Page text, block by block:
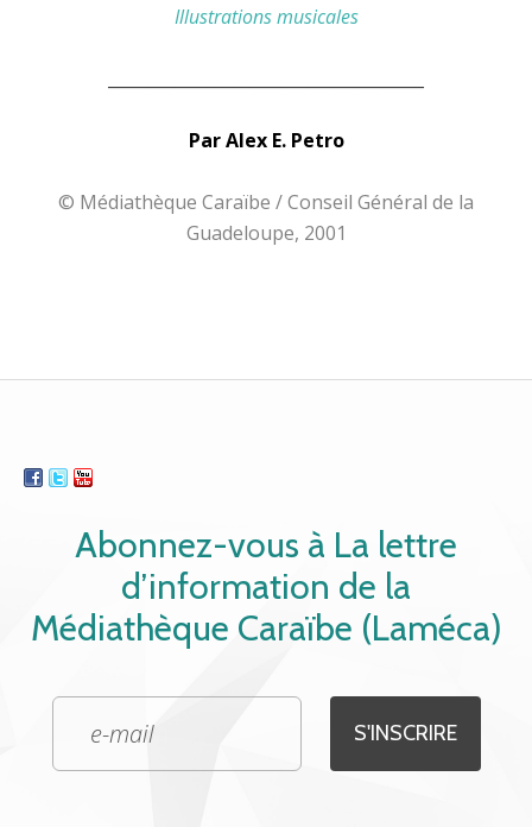
Illustrations musicales
Par Alex E. Petro
© Médiathèque Caraïbe / Conseil Général de la
Guadeloupe, 2001
Abonnez-vous à La lettre
d’information de la
Médiathèque Caraïbe (Laméca)